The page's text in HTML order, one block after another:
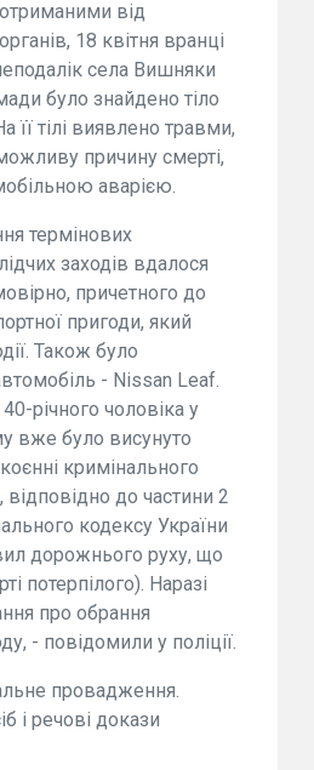
від
18 квітня вранці
села Вишняки
було знайдено тіло
її тілі виявлено травми,
причину смерті,
аварією.
термінових
заходів вдалося
причетного до
пригоди, який
Також було
- Nissan Leaf.
річного чоловіка у
вже було висунуто
кримінального
до частини 2
кодексу України
дорожнього руху, що
потерпілого). Наразі
про обрання
- повідомили у поліції.
провадження.
і речові докази